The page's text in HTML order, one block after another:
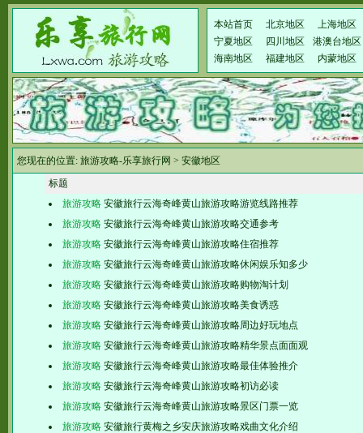
本站首页 北京地区
上海地区
宁夏地区
四川地区
港澳台地区
海南地区
福建地区 内蒙地区
您现在的位置: 旅游攻略-乐享旅行网 > 安徽地区
标题
旅游攻略 安徽旅行云海奇峰黄山旅游攻略游览线路推荐
旅游攻略 安徽旅行云海奇峰黄山旅游攻略交通参考
旅游攻略 安徽旅行云海奇峰黄山旅游攻略住宿推荐
旅游攻略 安徽旅行云海奇峰黄山旅游攻略休闲娱乐知多少
旅游攻略 安徽旅行云海奇峰黄山旅游攻略购物淘计划
旅游攻略 安徽旅行云海奇峰黄山旅游攻略美食诱惑
旅游攻略 安徽旅行云海奇峰黄山旅游攻略周边好玩地点
旅游攻略 安徽旅行云海奇峰黄山旅游攻略精华景点面面观
旅游攻略 安徽旅行云海奇峰黄山旅游攻略最佳体验推介
旅游攻略 安徽旅行云海奇峰黄山旅游攻略初访必读
旅游攻略 安徽旅行云海奇峰黄山旅游攻略景区门票一览
旅游攻略 安徽旅行黄梅之乡安庆旅游攻略戏曲文化介绍